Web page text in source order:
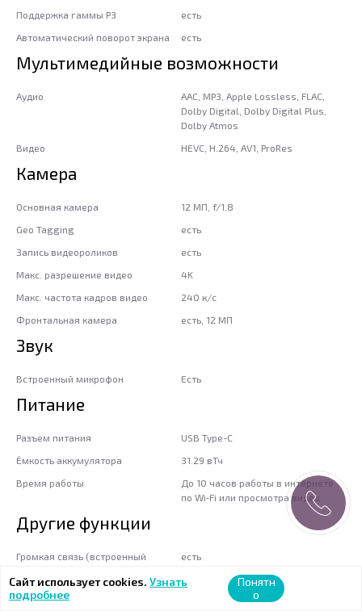
Поддержка гаммы P3
есть
Автоматический поворот экрана
есть
Мультимедийные возможности
Аудио
AAC, MP3, Apple Lossless, FLAC,
Dolby Digital, Dolby Digital Plus,
Dolby Atmos
Видео
HEVC, H.264, AV1, ProRes
Камера
Основная камера
12 МП, f/1.8
Geo Tagging
есть
Запись видеороликов
есть
Макс. разрешение видео
4K
Макс. частота кадров видео
240 к/с
Фронтальная камера
есть, 12 МП
Звук
Встроенный микрофон Есть
Питание
Разъем питания
USB Type-C
Ёмкость аккумулятора
31.29 вТч
Время работы
До 10 часов работы в интернете
по Wi‑Fi или просмотра видео
Другие функции
Громкая связь (встроенный
есть
Режим полета
Сайт использует cookies. Узнать
подробнее
Понятн
о